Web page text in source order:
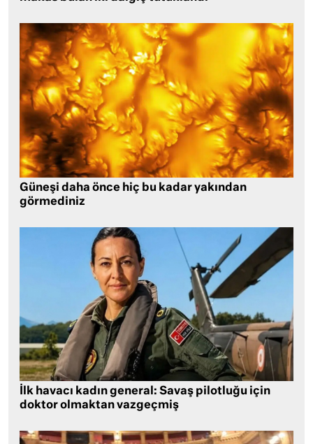
Güneşi daha önce hiç bu kadar yakından
görmediniz
İlk havacı kadın general: Savaş pilotluğu için
doktor olmaktan vazgeçmiş